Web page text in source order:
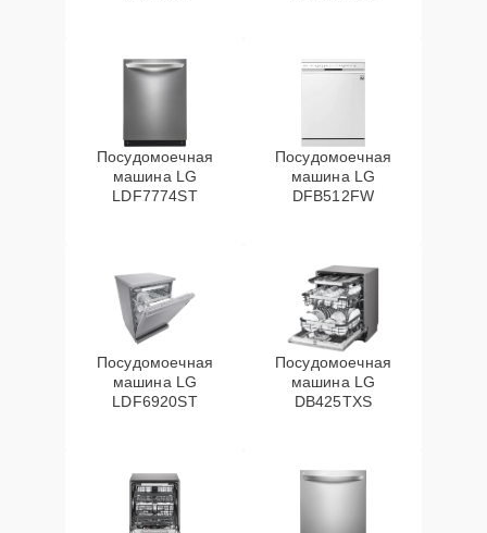
Посудомоечная
машина LG
LDF7774ST
Посудомоечная
машина LG
DFB512FW
Посудомоечная
машина LG
LDF6920ST
Посудомоечная
машина LG
DB425TXS